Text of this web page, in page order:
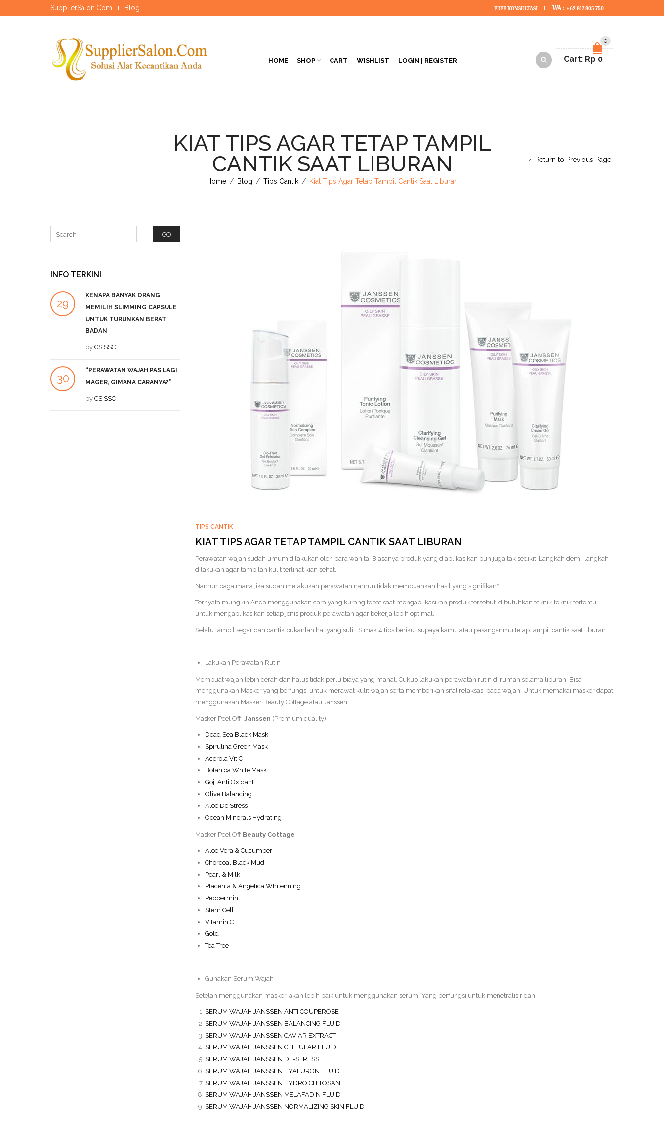
SupplierSalon.Com Blog FREE KONSULTASI WA : +62 817 805 750
HOME SHOP CART WISHLIST LOGIN | REGISTER
0
Cart: Rp 0
KIAT TIPS AGAR TETAP TAMPIL
CANTIK SAAT LIBURAN
Home / Blog / Tips Cantik / Kiat Tips Agar Tetap Tampil Cantik Saat Liburan
Return to Previous Page
TIPS CANTIK
KIAT TIPS AGAR TETAP TAMPIL CANTIK SAAT LIBURAN
Perawatan wajah sudah umum dilakukan oleh para wanita. Biasanya produk yang diaplikasikan pun juga tak sedikit. Langkah demi langkah
dilakukan agar tampilan kulit terlihat kian sehat.
Namun bagaimana jika sudah melakukan perawatan namun tidak membuahkan hasil yang signifikan?
Ternyata mungkin Anda menggunakan cara yang kurang tepat saat mengaplikasikan produk tersebut. dibutuhkan teknik-teknik tertentu
untuk mengaplikasikan setiap jenis produk perawatan agar bekerja lebih optimal.
Selalu tampil segar dan cantik bukanlah hal yang sulit. Simak 4 tips berikut supaya kamu atau pasanganmu tetap tampil cantik saat liburan.
Lakukan Perawatan Rutin
Membuat wajah lebih cerah dan halus tidak perlu biaya yang mahal. Cukup lakukan perawatan rutin di rumah selama liburan. Bisa
menggunakan Masker yang berfungsi untuk merawat kulit wajah serta memberikan sifat relaksasi pada wajah. Untuk memakai masker dapat
menggunakan Masker Beauty Cottage atau Janssen.
Masker Peel Off Janssen (Premium quality)
Dead Sea Black Mask
Spirulina Green Mask
Acerola Vit C
Botanica White Mask
Goji Anti Oxidant
Olive Balancing
Aloe De Stress
Ocean Minerals Hydrating
Masker Peel Off Beauty Cottage
Aloe Vera & Cucumber
Chorcoal Black Mud
Pearl & Milk
Placenta & Angelica Whitenning
Peppermint
Stem Cell
Vitamin C
Gold
Tea Tree
Gunakan Serum Wajah
Setelah menggunakan masker, akan lebih baik untuk menggunakan serum. Yang berfungsi untuk menetralisir dan
SERUM WAJAH JANSSEN ANTI COUPEROSE
SERUM WAJAH JANSSEN BALANCING FLUID
SERUM WAJAH JANSSEN CAVIAR EXTRACT
SERUM WAJAH JANSSEN CELLULAR FLUID
SERUM WAJAH JANSSEN DE-STRESS
SERUM WAJAH JANSSEN HYALURON FLUID
SERUM WAJAH JANSSEN HYDRO CHITOSAN
SERUM WAJAH JANSSEN MELAFADIN FLUID
SERUM WAJAH JANSSEN NORMALIZING SKIN FLUID
INFO TERKINI
29
KENAPA BANYAK ORANG
MEMILIH SLIMMING CAPSULE
UNTUK TURUNKAN BERAT
BADAN
by CS SSC
30
“PERAWATAN WAJAH PAS LAGI
MAGER, GIMANA CARANYA?”
by CS SSC
INI PERBEDAAN CLEANSER
DAN FACIAL WASH!